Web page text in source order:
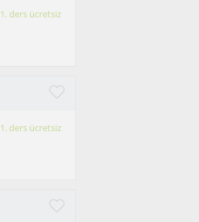
1. ders ücretsiz
1. ders ücretsiz